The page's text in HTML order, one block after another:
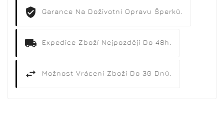
Garance Na Doživotní Opravu Šperků.
Expedice Zboží Nejpozději Do 48h.
Možnost Vrácení Zboží Do 30 Dnů.